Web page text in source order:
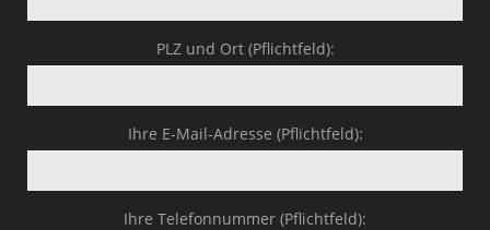
PLZ und Ort (Pflichtfeld):
Ihre E-Mail-Adresse (Pflichtfeld):
Ihre Telefonnummer (Pflichtfeld):